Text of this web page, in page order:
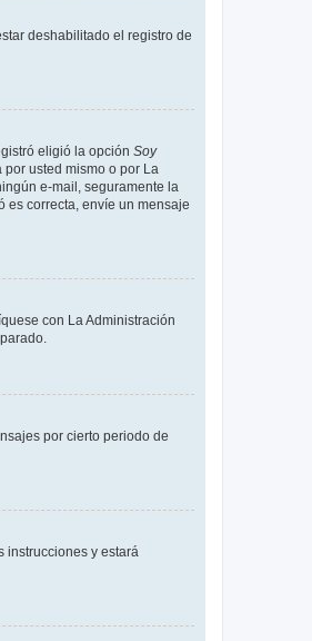
deshabilitado el registro de
eligió la opción Soy
usted mismo o por La
e-mail, seguramente la
es correcta, envíe un mensaje
con La Administración
por cierto periodo de
instrucciones y estará